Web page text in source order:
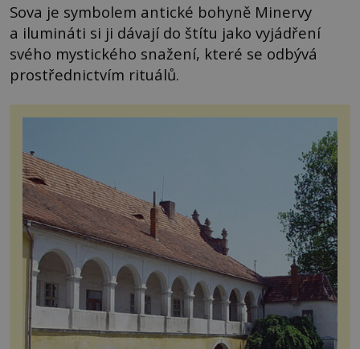
Sova je symbolem antické bohyně Minervy
a ilumináti si ji dávají do štítu jako vyjádření
svého mystického snažení, které se odbývá
prostřednictvím rituálů.